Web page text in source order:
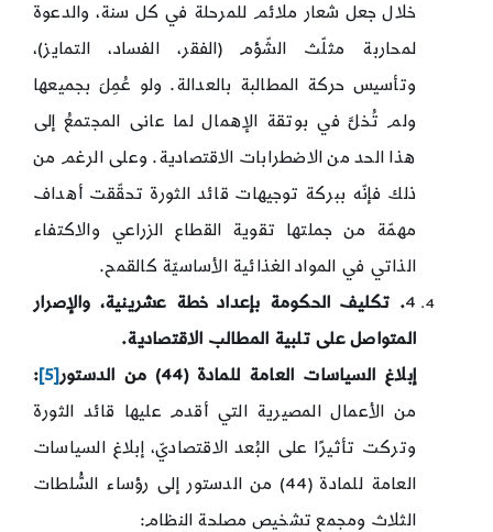
خلال جعل شعار ملائم للمرحلة في كل سنة، والدعوة
لمحاربة مثلّث الشّؤم (الفقر، الفساد، التمايز)،
وتأسيس حركة المطالبة بالعدالة. ولو عُمِلَ بجميعها
ولم تُخلَّ في بوتقة الإهمال لما عانى المجتمعُ إلى
هذا الحد من الاضطرابات الاقتصادية. وعلى الرغم من
ذلك فإنّه ببركة توجيهات قائد الثورة تحقّقت أهداف
مهمّة من جملتها تقوية القطاع الزراعي والاكتفاء
الذاتي في المواد الغذائية الأساسيّة كالقمح.
4. تكليف الحكومة بإعداد خطة عشرينية، والإصرار
المتواصل على تلبية المطالب الاقتصادية.
إبلاغ السياسات العامة للمادة (44) من الدستور
[5]
:
من الأعمال المصيرية التي أقدم عليها قائد الثورة
وتركت تأثيرًا على البُعد الاقتصاديّ، إبلاغ السياسات
العامة للمادة (44) من الدستور إلى رؤساء السُّلطات
الثلاث ومجمع تشخيص مصلحة النظام: